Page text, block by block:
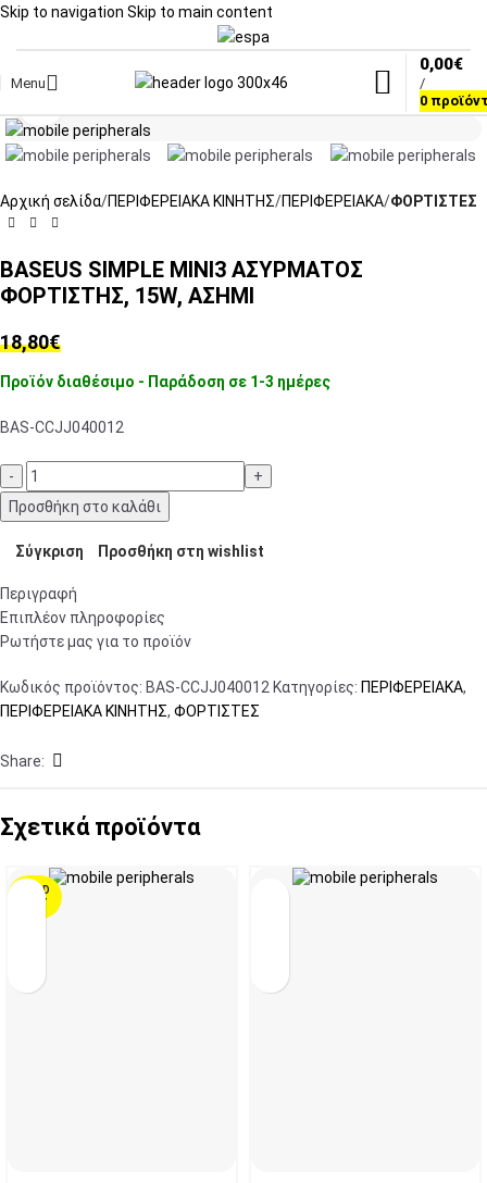
Skip to navigation Skip to main content
Menu
0
/
0,00€
Αρχική σελίδα ΠΕΡΙΦΕΡΕΙΑΚΑ ΚΙΝΗΤΗΣ ΠΕΡΙΦΕΡΕΙΑΚΑ ΦΟΡΤΙΣΤΕΣ
BASEUS SIMPLE MINI3 ΑΣΥΡΜΑΤΟΣ
ΦΟΡΤΙΣΤΗΣ, 15W, ΑΣΗΜΙ
18,80€
Προϊόν διαθέσιμο - Παράδοση σε 1-3 ημέρες
BAS-CCJJ040012
Προσθήκη στο καλάθι
Σύγκριση Προσθήκη στη wishlist
Περιγραφή
Επιπλέον πληροφορίες
Ρωτήστε μας για το προϊόν
Κωδικός προϊόντος: BAS-CCJJ040012 Κατηγορίες: ΠΕΡΙΦΕΡΕΙΑΚΑ,
ΠΕΡΙΦΕΡΕΙΑΚΑ ΚΙΝΗΤΗΣ, ΦΟΡΤΙΣΤΕΣ
Share:
Σχετικά προϊόντα
SOLD
OUT